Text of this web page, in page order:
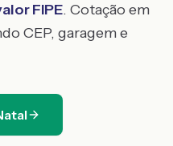
FIPE. Cotação em
CEP, garagem e